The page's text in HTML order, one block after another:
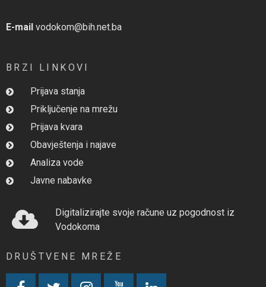
E-mail vodokom@bih.net.ba
BRZI LINKOVI
Prijava stanja
Priključenje na mrežu
Prijava kvara
Obavještenja i najave
Analiza vode
Javne nabavke
Digitalizirajte svoje račune uz pogodnost iz
Vodokoma
DRUŠTVENE MREŽE